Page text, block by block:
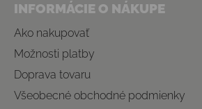
INFORMÁCIE O NÁKUPE
Ako nakupovať
Možnosti platby
Doprava tovaru
Všeobecné obchodné podmienky